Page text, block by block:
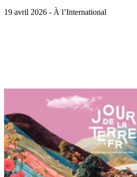
19 avril 2026 - À l’International